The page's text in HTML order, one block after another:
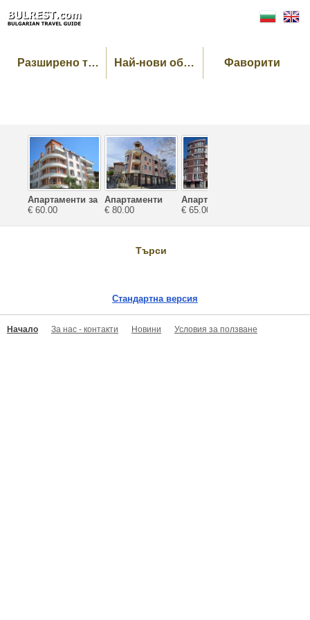
Разширено търсене Най-нови обекти Фаворити
Апартаменти за
почивка
€ 60.00
Апартаменти
Катерина
€ 80.00
Апартаменти
Велека
€ 65.00
Търси
Стандартна версия
Начало За нас - контакти Новини Условия за ползване